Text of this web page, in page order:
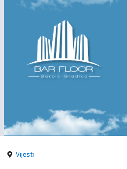
Kultura
Crna
kronika
Politika
Vijesti